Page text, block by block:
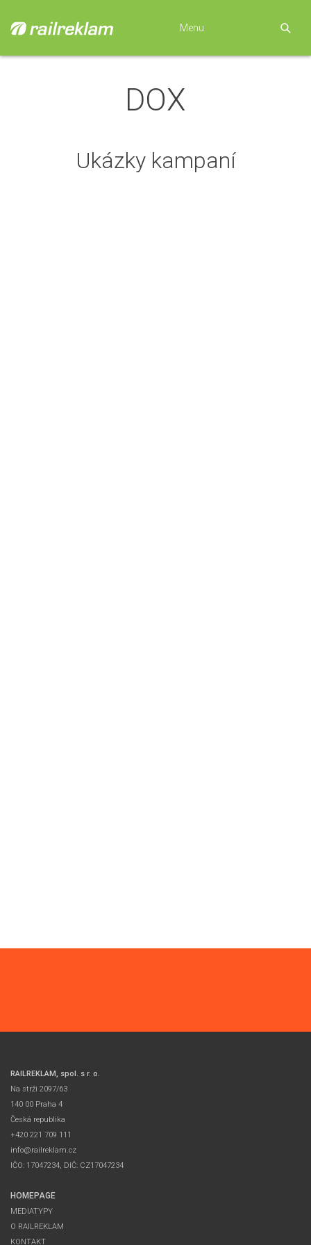
Menu
DOX
Ukázky kampaní
RAILREKLAM, spol. s r. o.
Na strži 2097/63
140 00 Praha 4
Česká republika
+420 221 709 111
info@railreklam.cz
IČO: 17047234, DIČ: CZ17047234
HOMEPAGE
MEDIATYPY
O RAILREKLAM
KONTAKT